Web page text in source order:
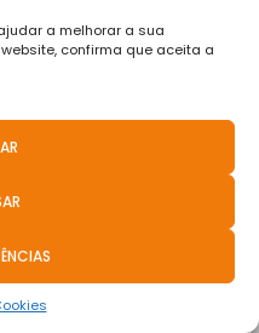
a melhorar a sua
confirma que aceita a